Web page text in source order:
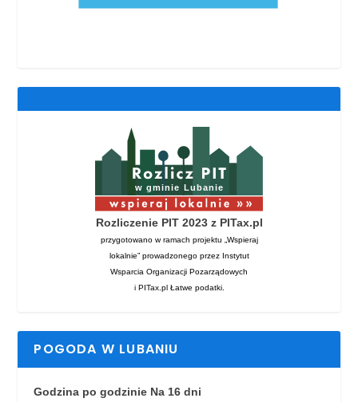
Rozliczenie PIT 2023 z PITax.pl
przygotowano w ramach projektu „Wspieraj
lokalnie” prowadzonego przez Instytut
Wsparcia Organizacji Pozarządowych
i PITax.pl Łatwe podatki.
POGODA W LUBANIU
Godzina po godzinie Na 16 dni